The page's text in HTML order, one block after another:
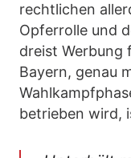
rechtlichen
Opferrolle und
dreist Werbung
Bayern, genau
betrieben wird,